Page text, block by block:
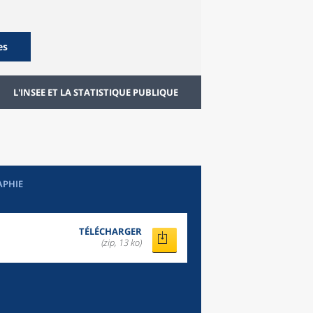
L'INSEE ET LA STATISTIQUE PUBLIQUE
TÉLÉCHARGER
(zip, 13 ko)